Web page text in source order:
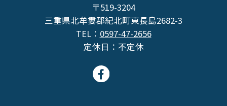
〒519-3204
三重県北牟婁郡紀北町東長島2682-3
TEL： 0597-47-2656
定休日：不定休